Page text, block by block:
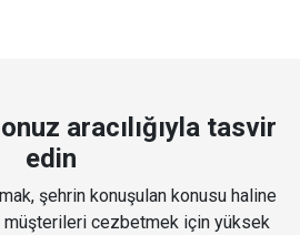
aracılığıyla tasvir
edin
şehrin konuşulan konusu haline
cezbetmek için yüksek